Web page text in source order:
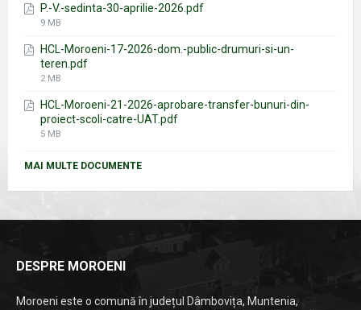
P.-V.-sedinta-30-aprilie-2026.pdf
File
9 MB
HCL-Moroeni-17-2026-dom.-public-drumuri-si-un-
teren.pdf
File
2 MB
HCL-Moroeni-21-2026-aprobare-transfer-bunuri-din-
proiect-scoli-catre-UAT.pdf
File
5 MB
MAI MULTE DOCUMENTE
DESPRE MOROENI
Moroeni este o comună în județul Dâmbovița, Muntenia,